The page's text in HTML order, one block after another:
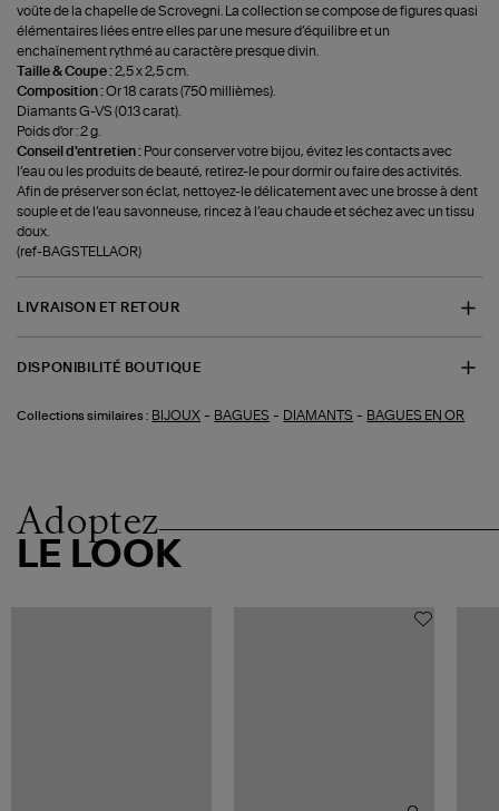
voûte de la chapelle de Scrovegni. La collection se compose de figures quasi
élémentaires liées entre elles par une mesure d’équilibre et un
enchaînement rythmé au caractère presque divin.
Taille & Coupe :2,5 x 2,5 cm.
Composition :Or 18 carats (750 millièmes).
Diamants G-VS (0.13 carat).
Poids d'or : 2 g.
Conseil d'entretien : Pour conserver votre bijou, évitez les contacts avec
l’eau ou les produits de beauté, retirez-le pour dormir ou faire des activités.
Afin de préserver son éclat, nettoyez-le délicatement avec une brosse à dent
souple et de l’eau savonneuse, rincez à l’eau chaude et séchez avec un tissu
doux.
(ref-BAGSTELLAOR)
LIVRAISON ET RETOUR
DISPONIBILITÉ BOUTIQUE
Collections similaires : BIJOUX - BAGUES - DIAMANTS - BAGUES EN OR
Adoptez
LE LOOK